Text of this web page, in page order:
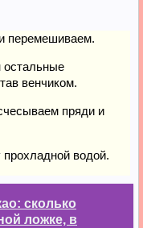
перемешиваем.
венчиком.
пряди и
водой.
сколько
ложке, в